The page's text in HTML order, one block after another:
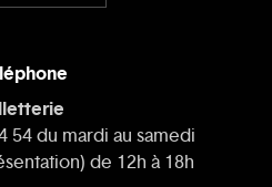
54 du mardi au samedi
de 12h à 18h